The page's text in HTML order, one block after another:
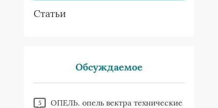
Статьи
Обсуждаемое
5
ОПЕЛЬ. опель вектра технические